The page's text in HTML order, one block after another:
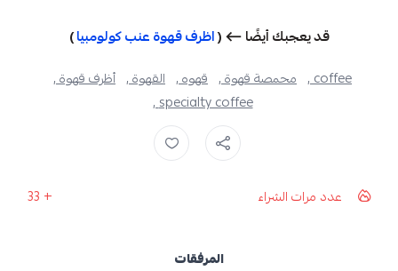
قد يعجبك أيضًا ⟵ (اظرف قهوة عنب كولومبيا)
coffee , محمصة قهوة , قهوه , القهوة , أظرف قهوة ,
specialty coffee ,
عدد مرات الشراء 33
المرفقات